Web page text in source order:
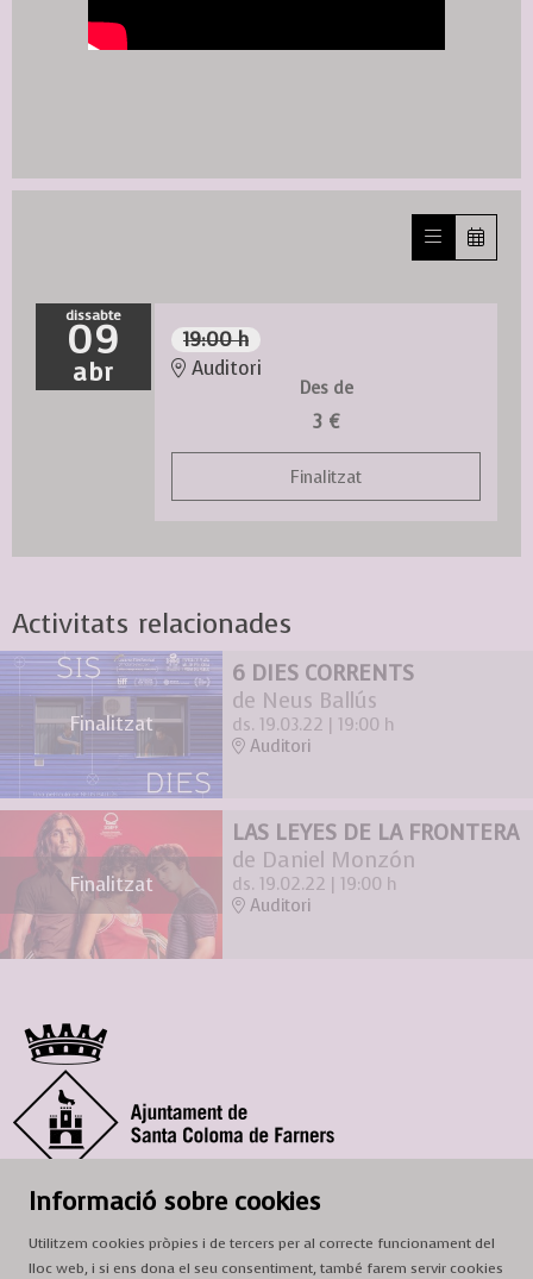
dissabte
09
abr
19:00 h
Auditori
Des de
3 €
Finalitzat
Activitats relacionades
Finalitzat
6 DIES CORRENTS
de Neus Ballús
ds. 19.03.22 | 19:00 h
Auditori
Finalitzat
LAS LEYES DE LA FRONTERA
de Daniel Monzón
ds. 19.02.22
19:00 h
Auditori
© Ajuntament de Santa Coloma de Farners
: de dilluns a dissabte, de 9 a 13 h.
Informació sobre cookies
Utilitzem cookies pròpies i de tercers per al correcte funcionament del
lloc web, i si ens dona el seu consentiment, també farem servir cookies